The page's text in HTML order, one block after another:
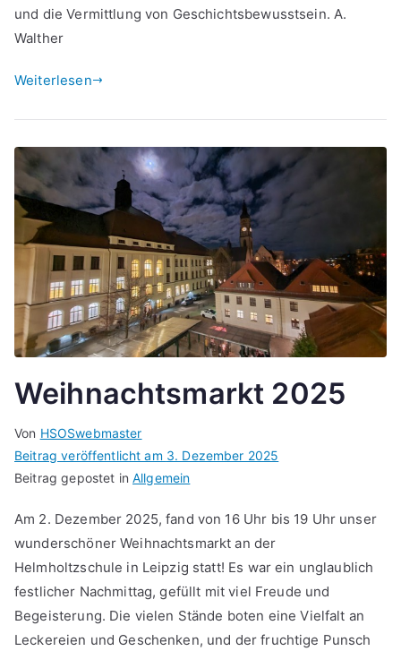
und die Vermittlung von Geschichtsbewusstsein. A.
Walther
Weiterlesen
Weihnachtsmarkt 2025
Von HSOSwebmaster
Beitrag veröffentlicht am 3. Dezember 2025
Beitrag gepostet inAllgemein
Am 2. Dezember 2025, fand von 16 Uhr bis 19 Uhr unser
wunderschöner Weihnachtsmarkt an der
Helmholtzschule in Leipzig statt! Es war ein unglaublich
festlicher Nachmittag, gefüllt mit viel Freude und
Begeisterung. Die vielen Stände boten eine Vielfalt an
Leckereien und Geschenken, und der fruchtige Punsch